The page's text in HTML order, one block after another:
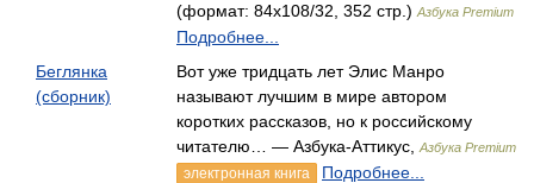
(формат: 84x108/32, 352 стр.) Азбука Premium
Подробнее...
Беглянка
(сборник)
Вот уже тридцать лет Элис Манро
называют лучшим в мире автором
коротких рассказов, но к российскому
читателю… — Азбука-Аттикус,
Азбука Premium
электронная книга
Подробнее...